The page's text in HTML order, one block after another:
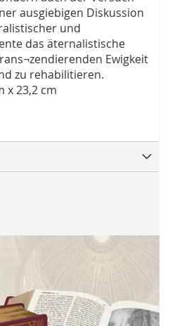
ausgiebigen Diskussion
und
das äternalistische
Ewigkeit
zu rehabilitieren.
x 23,2 cm